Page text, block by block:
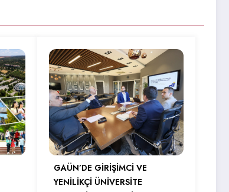
GAÜN’DE GİRİŞİMCİ VE
YENİLİKÇİ ÜNİVERSİTE